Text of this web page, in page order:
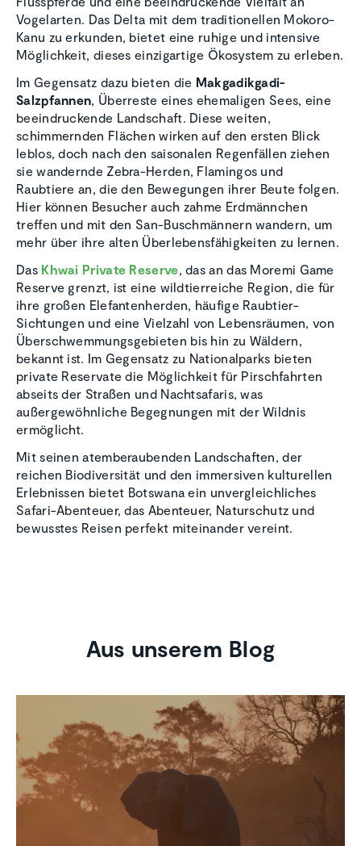
Vogelarten. Das Delta mit dem traditionellen Mokoro-
Kanu zu erkunden, bietet eine ruhige und intensive
Möglichkeit, dieses einzigartige Ökosystem zu erleben.
Im Gegensatz dazu bieten die Makgadikgadi-
Salzpfannen, Überreste eines ehemaligen Sees, eine
beeindruckende Landschaft. Diese weiten,
schimmernden Flächen wirken auf den ersten Blick
leblos, doch nach den saisonalen Regenfällen ziehen
sie wandernde Zebra-Herden, Flamingos und
Raubtiere an, die den Bewegungen ihrer Beute folgen.
Hier können Besucher auch zahme Erdmännchen
treffen und mit den San-Buschmännern wandern, um
mehr über ihre alten Überlebensfähigkeiten zu lernen.
Das Khwai Private Reserve, das an das Moremi Game
Reserve grenzt, ist eine wildtierreiche Region, die für
ihre großen Elefantenherden, häufige Raubtier-
Sichtungen und eine Vielzahl von Lebensräumen, von
Überschwemmungsgebieten bis hin zu Wäldern,
bekannt ist. Im Gegensatz zu Nationalparks bieten
private Reservate die Möglichkeit für Pirschfahrten
abseits der Straßen und Nachtsafaris, was
außergewöhnliche Begegnungen mit der Wildnis
ermöglicht.
Mit seinen atemberaubenden Landschaften, der
reichen Biodiversität und den immersiven kulturellen
Erlebnissen bietet Botswana ein unvergleichliches
Safari-Abenteuer, das Abenteuer, Naturschutz und
bewusstes Reisen perfekt miteinander vereint.
Aus unserem Blog